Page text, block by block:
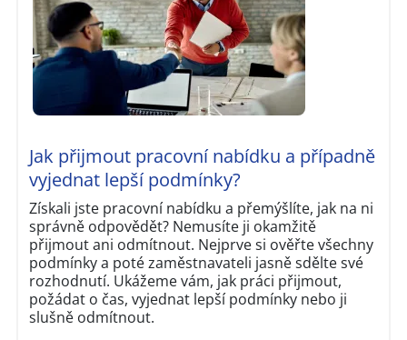
Jak přijmout pracovní nabídku a případně
vyjednat lepší podmínky?
Získali jste pracovní nabídku a přemýšlíte, jak na ni
správně odpovědět? Nemusíte ji okamžitě
přijmout ani odmítnout. Nejprve si ověřte všechny
podmínky a poté zaměstnavateli jasně sdělte své
rozhodnutí. Ukážeme vám, jak práci přijmout,
požádat o čas, vyjednat lepší podmínky nebo ji
slušně odmítnout.